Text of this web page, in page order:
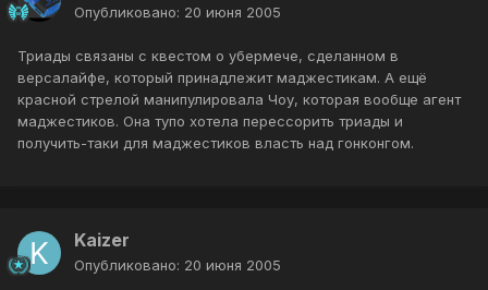
Опубликовано: 20 июня 2005
Триады связаны с квестом о убермече, сделанном в
версалайфе, который принадлежит маджестикам. А ещё
красной стрелой манипулировала Чоу, которая вообще агент
маджестиков. Она тупо хотела перессорить триады и
получить-таки для маджестиков власть над гонконгом.
Kaizer
Опубликовано: 20 июня 2005